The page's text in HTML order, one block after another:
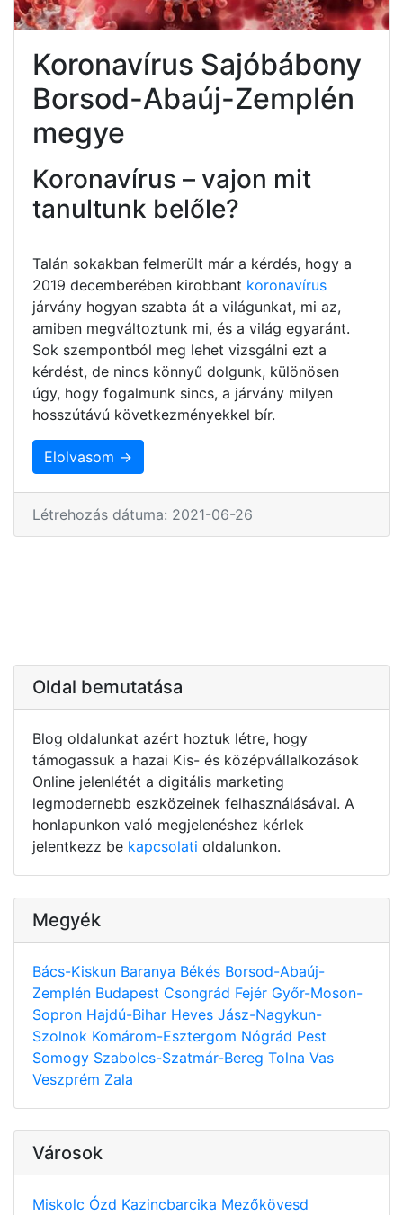
Koronavírus Sajóbábony
Borsod-Abaúj-Zemplén
megye
Koronavírus – vajon mit
tanultunk belőle?
Talán sokakban felmerült már a kérdés, hogy a
2019 decemberében kirobbant koronavírus
járvány hogyan szabta át a világunkat, mi az,
amiben megváltoztunk mi, és a világ egyaránt.
Sok szempontból meg lehet vizsgálni ezt a
kérdést, de nincs könnyű dolgunk, különösen
úgy, hogy fogalmunk sincs, a járvány milyen
hosszútávú következményekkel bír.
Elolvasom →
Létrehozás dátuma: 2021-06-26
Oldal bemutatása
Blog oldalunkat azért hoztuk létre, hogy
támogassuk a hazai Kis- és középvállalkozások
Online jelenlétét a digitális marketing
legmodernebb eszközeinek felhasználásával. A
honlapunkon való megjelenéshez kérlek
jelentkezz be kapcsolati oldalunkon.
Megyék
Bács-Kiskun Baranya Békés Borsod-Abaúj-
Zemplén Budapest Csongrád Fejér Győr-Moson-
Sopron Hajdú-Bihar Heves Jász-Nagykun-
Szolnok Komárom-Esztergom Nógrád Pest
Somogy Szabolcs-Szatmár-Bereg Tolna Vas
Veszprém Zala
Városok
Miskolc Ózd Kazincbarcika Mezőkövesd